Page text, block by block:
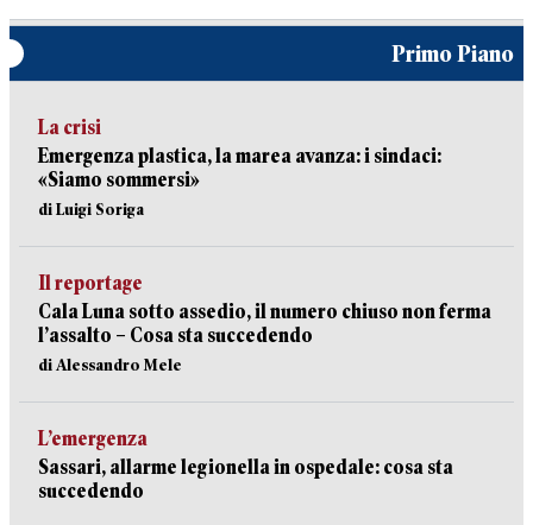
Primo Piano
La crisi
Emergenza plastica, la marea avanza: i sindaci:
«Siamo sommersi»
di Luigi Soriga
Il reportage
Cala Luna sotto assedio, il numero chiuso non ferma
l’assalto – Cosa sta succedendo
di Alessandro Mele
L’emergenza
Sassari, allarme legionella in ospedale: cosa sta
succedendo